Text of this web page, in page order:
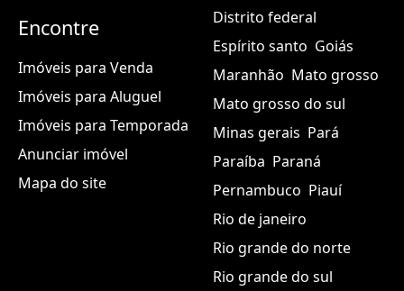
Encontre
Imóveis para Venda
Imóveis para Aluguel
Imóveis para Temporada
Anunciar imóvel
Mapa do site
Distrito federal
Espírito santo Goiás
Maranhão Mato grosso
Mato grosso do sul
Minas gerais Pará
Paraíba Paraná
Pernambuco Piauí
Rio de janeiro
Rio grande do norte
Rio grande do sul